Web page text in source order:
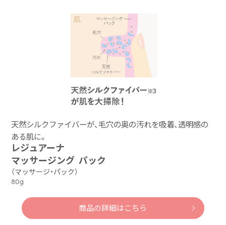
天然シルクファイバーが、毛穴の奥の汚れを吸着、透明感の
ある肌に。
レジュアーナ
マッサージング パック
（マッサージ・パック）
80g
商品の詳細はこちら